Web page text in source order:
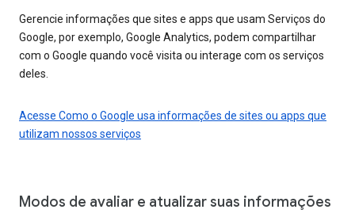
Gerencie informações que sites e apps que usam Serviços do
Google, por exemplo, Google Analytics, podem compartilhar
com o Google quando você visita ou interage com os serviços
deles.
Acesse Como o Google usa informações de sites ou apps que
utilizam nossos serviços
Modos de avaliar e atualizar suas informações